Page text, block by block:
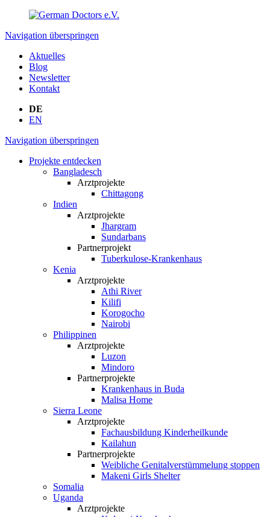
Navigation überspringen
Aktuelles
Blog
Newsletter
Kontakt
DE
EN
Navigation überspringen
Projekte entdecken
Bangladesch
Arztprojekte
Chittagong
Indien
Arztprojekte
Jhargram
Sundarbans
Partnerprojekt
Tuberkulose-Krankenhaus
Kenia
Arztprojekte
Athi River
Kilifi
Korogocho
Nairobi
Philippinen
Arztprojekte
Luzon
Mindoro
Partnerprojekte
Krankenhaus in Buda
Malisa Home
Sierra Leone
Arztprojekte
Fachausbildung Kinderheilkunde
Kailahun
Partnerprojekte
Weibliche Genital­verstümmelung stoppen
Makeni Girls Shelter
Somalia
Uganda
Arztprojekte